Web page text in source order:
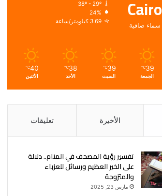
Cairo
سماء صافية
38º - 29º
24%
3.69 كيلومتر/ساعة
39
℃
الجمعة
39
℃
السبت
38
℃
الأحد
40
℃
الأثنين
الأخيرة تعليقات
تفسير رؤية المصحف في المنام.. دلالة
على الخير العظيم ورسائل للعزباء
والمتزوجة
مارس 23, 2025